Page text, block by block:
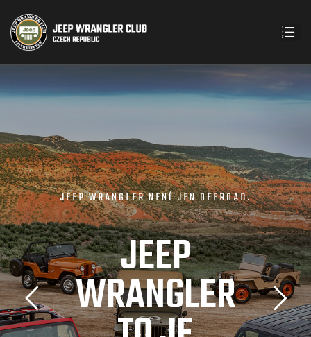
JEEP WRANGLER NENÍ JEN OFFROAD.
JEEP
WRANGLER